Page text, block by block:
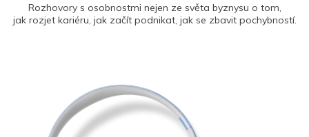
Rozhovory s osobnostmi nejen ze světa byznysu o tom,
jak rozjet kariéru, jak začít podnikat, jak se zbavit pochybností.